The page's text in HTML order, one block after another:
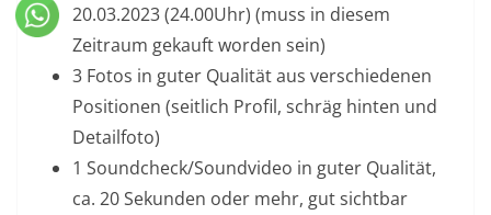
20.03.2023 (24.00Uhr) (muss in diesem
Zeitraum gekauft worden sein)
3 Fotos in guter Qualität aus verschiedenen
Positionen (seitlich Profil, schräg hinten und
Detailfoto)
1 Soundcheck/Soundvideo in guter Qualität,
ca. 20 Sekunden oder mehr, gut sichtbar